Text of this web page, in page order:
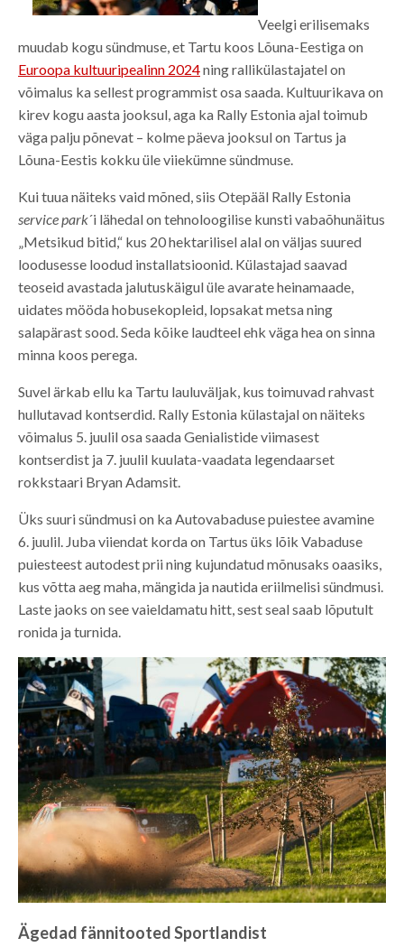
Veelgi erilisemaks
muudab kogu sündmuse, et Tartu koos Lõuna-Eestiga on
Euroopa kultuuripealinn 2024ning rallikülastajatel on
võimalus ka sellest programmist osa saada. Kultuurikava on
kirev kogu aasta jooksul, aga ka Rally Estonia ajal toimub
väga palju põnevat – kolme päeva jooksul on Tartus ja
Lõuna-Eestis kokku üle viiekümne sündmuse.
Kui tuua näiteks vaid mõned, siis Otepääl Rally Estonia
service park´i lähedal on tehnoloogilise kunsti vabaõhunäitus
„Metsikud bitid,“ kus 20 hektarilisel alal on väljas suured
loodusesse loodud installatsioonid. Külastajad saavad
teoseid avastada jalutuskäigul üle avarate heinamaade,
uidates mööda hobusekopleid, lopsakat metsa ning
salapärast sood. Seda kõike laudteel ehk väga hea on sinna
minna koos perega.
Suvel ärkab ellu ka Tartu lauluväljak, kus toimuvad rahvast
hullutavad kontserdid. Rally Estonia külastajal on näiteks
võimalus 5. juulil osa saada Genialistide viimasest
kontserdist ja 7. juulil kuulata-vaadata legendaarset
rokkstaari Bryan Adamsit.
Üks suuri sündmusi on ka Autovabaduse puiestee avamine
6. juulil. Juba viiendat korda on Tartus üks lõik Vabaduse
puiesteest autodest prii ning kujundatud mõnusaks oaasiks,
kus võtta aeg maha, mängida ja nautida eriilmelisi sündmusi.
Laste jaoks on see vaieldamatu hitt, sest seal saab lõputult
ronida ja turnida.
Ägedad fännitooted Sportlandist